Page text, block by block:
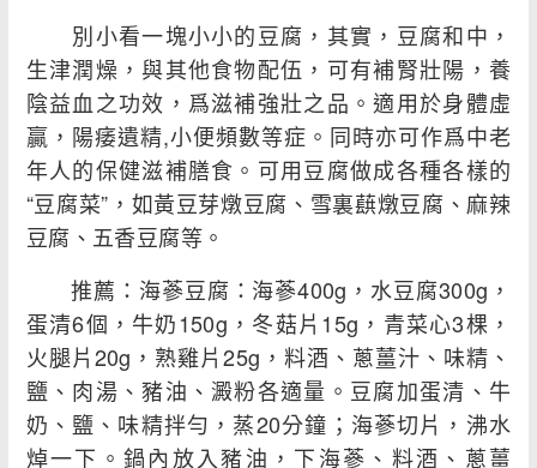
別小看一塊小小的豆腐，其實，豆腐和中，
生津潤燥，與其他食物配伍，可有補腎壯陽，養
陰益血之功效，爲滋補強壯之品。適用於身體虛
贏，陽痿遺精,小便頻數等症。同時亦可作爲中老
年人的保健滋補膳食。可用豆腐做成各種各樣的
“豆腐菜”，如黃豆芽燉豆腐、雪裏蕻燉豆腐、麻辣
豆腐、五香豆腐等。
推薦：海蔘豆腐：海蔘400g，水豆腐300g，
蛋清6個，牛奶150g，冬菇片15g，青菜心3棵，
火腿片20g，熟雞片25g，料酒、蔥薑汁、味精、
鹽、肉湯、豬油、澱粉各適量。豆腐加蛋清、牛
奶、鹽、味精拌勻，蒸20分鐘；海蔘切片，沸水
焯一下。鍋內放入豬油，下海蔘、料酒、蔥薑